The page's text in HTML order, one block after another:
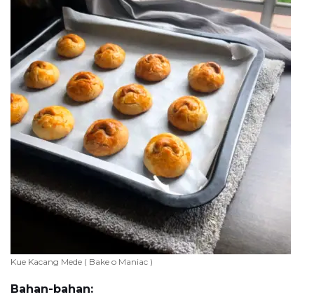
Kue Kacang Mede ( Bake o Maniac )
Bahan-bahan: